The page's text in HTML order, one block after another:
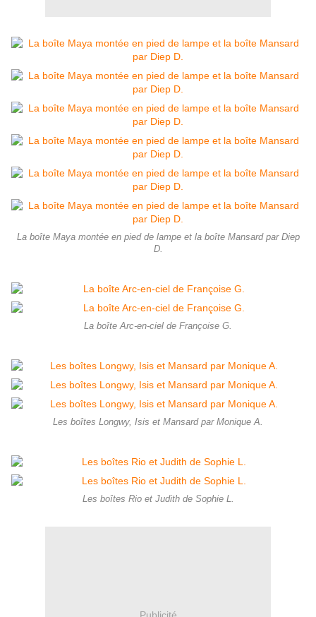
La boîte Maya montée en pied de lampe et la boîte Mansard par Diep
D.
La boîte Arc-en-ciel de Françoise G.
Les boîtes Longwy, Isis et Mansard par Monique A.
Les boîtes Rio et Judith de Sophie L.
Publicité